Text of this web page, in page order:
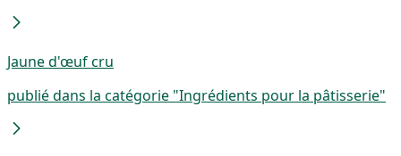
Jaune d'œuf cru
publié dans la catégorie "Ingrédients pour la pâtisserie"